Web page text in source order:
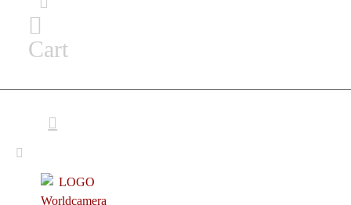
Cart